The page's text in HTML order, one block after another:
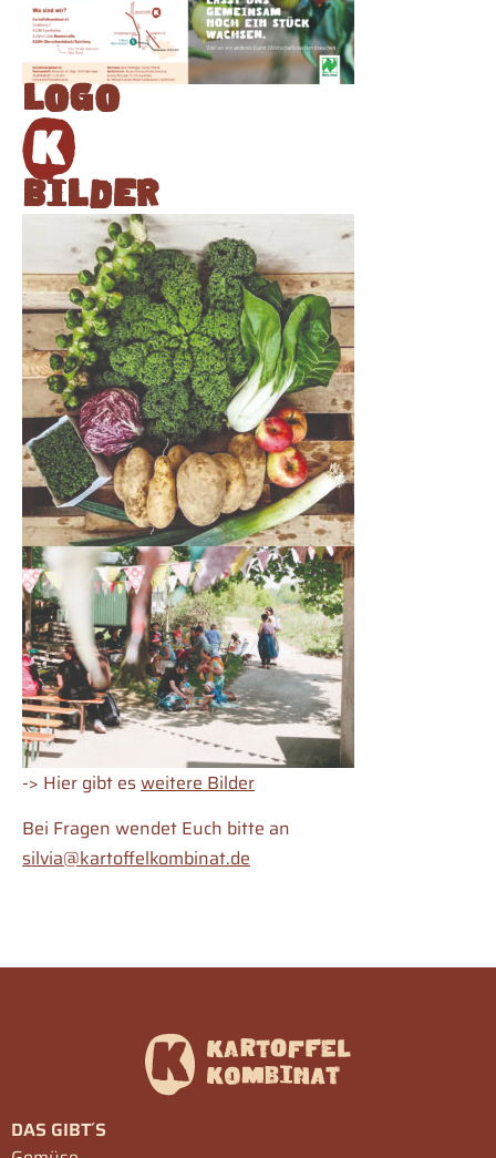
Logo
Bilder
-> Hier gibt es weitere Bilder
Bei Fragen wendet Euch bitte an
silvia@kartoffelkombinat.de
DAS GIBT´S